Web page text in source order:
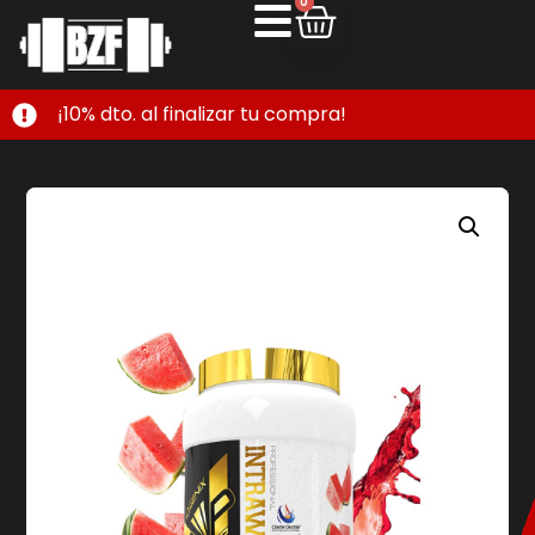
¡10% dto. al finalizar tu compra!